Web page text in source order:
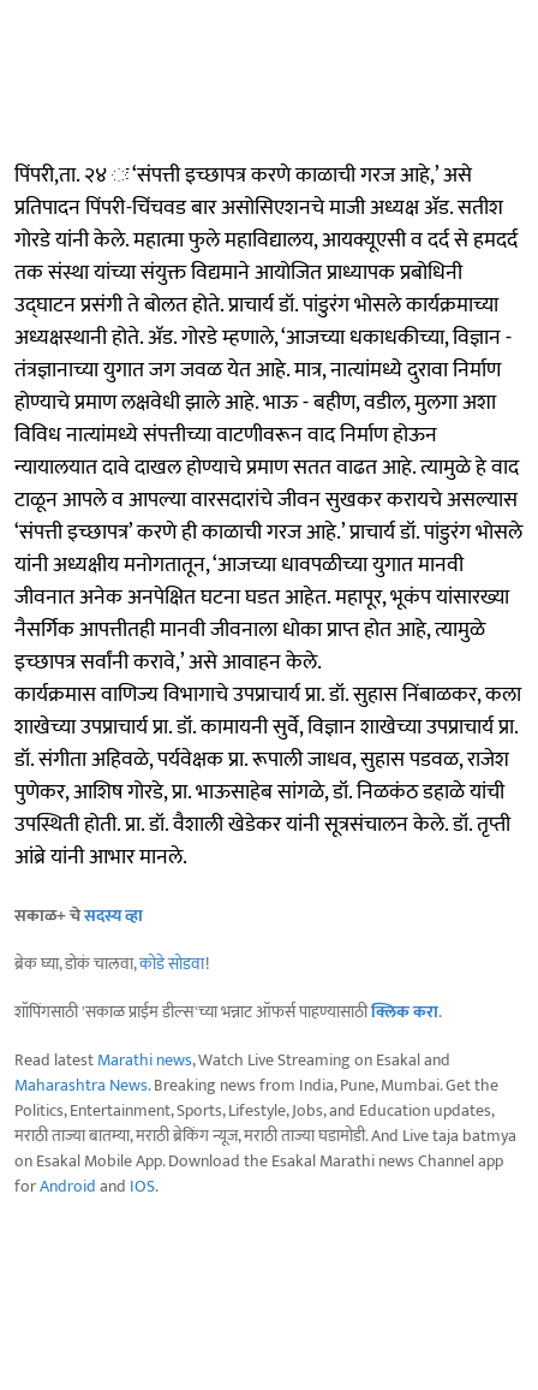
पिंपरी,ता. २४ ः ‘संपत्ती इच्छापत्र करणे काळाची गरज आहे,’ असे
प्रतिपादन पिंपरी-चिंचवड बार असोसिएशनचे माजी अध्यक्ष ॲड. सतीश
गोरडे यांनी केले. महात्मा फुले महाविद्यालय, आयक्यूएसी व दर्द से हमदर्द
तक संस्था यांच्या संयुक्त विद्यमाने आयोजित प्राध्यापक प्रबोधिनी
उद्घाटन प्रसंगी ते बोलत होते. प्राचार्य डॉ. पांडुरंग भोसले कार्यक्रमाच्या
अध्यक्षस्थानी होते. ॲड. गोरडे म्हणाले, ‘आजच्या धकाधकीच्या, विज्ञान -
तंत्रज्ञानाच्या युगात जग जवळ येत आहे. मात्र, नात्यांमध्ये दुरावा निर्माण
होण्याचे प्रमाण लक्षवेधी झाले आहे. भाऊ - बहीण, वडील, मुलगा अशा
विविध नात्यांमध्ये संपत्तीच्या वाटणीवरून वाद निर्माण होऊन
न्यायालयात दावे दाखल होण्याचे प्रमाण सतत वाढत आहे. त्यामुळे हे वाद
टाळून आपले व आपल्या वारसदारांचे जीवन सुखकर करायचे असल्यास
‘संपत्ती इच्छापत्र’ करणे ही काळाची गरज आहे.’ प्राचार्य डॉ. पांडुरंग भोसले
यांनी अध्यक्षीय मनोगतातून, ‘आजच्या धावपळीच्या युगात मानवी
जीवनात अनेक अनपेक्षित घटना घडत आहेत. महापूर, भूकंप यांसारख्या
नैसर्गिक आपत्तीतही मानवी जीवनाला धोका प्राप्त होत आहे, त्यामुळे
इच्छापत्र सर्वांनी करावे,’ असे आवाहन केले.
कार्यक्रमास वाणिज्य विभागाचे उपप्राचार्य प्रा. डॉ. सुहास निंबाळकर, कला
शाखेच्या उपप्राचार्य प्रा. डॉ. कामायनी सुर्वे, विज्ञान शाखेच्या उपप्राचार्य प्रा.
डॉ. संगीता अहिवळे, पर्यवेक्षक प्रा. रूपाली जाधव, सुहास पडवळ, राजेश
पुणेकर, आशिष गोरडे, प्रा. भाऊसाहेब सांगळे, डॉ. निळकंठ डहाळे यांची
उपस्थिती होती. प्रा. डॉ. वैशाली खेडेकर यांनी सूत्रसंचालन केले. डॉ. तृप्ती
आंब्रे यांनी आभार मानले.
सकाळ+ चेसदस्य व्हा
ब्रेक घ्या, डोकं चालवा,कोडे सोडवा!
शॉपिंगसाठी 'सकाळ प्राईम डील्स'च्या भन्नाट ऑफर्स पाहण्यासाठीक्लिक करा.
Read latestMarathi news, Watch Live Streaming on Esakal and
Maharashtra News. Breaking news from India, Pune, Mumbai. Get the
Politics, Entertainment, Sports, Lifestyle, Jobs, and Education updates,
मराठी ताज्या बातम्या, मराठी ब्रेकिंग न्यूज, मराठी ताज्या घडामोडी. And Live taja batmya
on Esakal Mobile App. Download the Esakal Marathi news Channel app
forAndroidand IOS.